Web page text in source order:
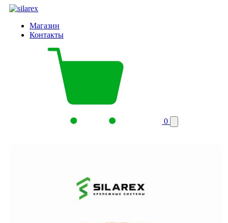
Магазин
Контакты
0